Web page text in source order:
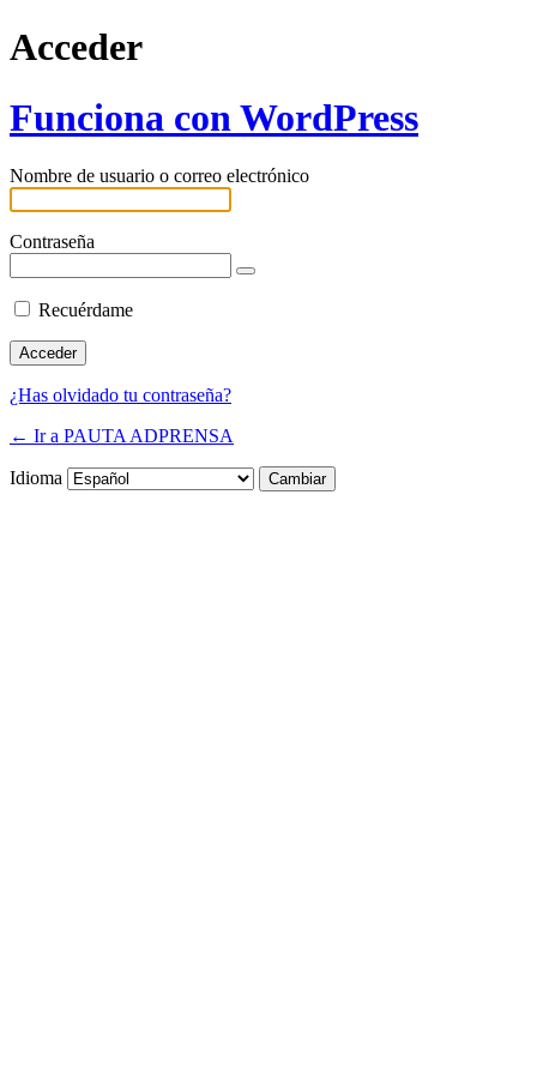
Acceder
Funciona con WordPress
Nombre de usuario o correo electrónico
Contraseña
Recuérdame
¿Has olvidado tu contraseña?
← Ir a PAUTA ADPRENSA
Idioma